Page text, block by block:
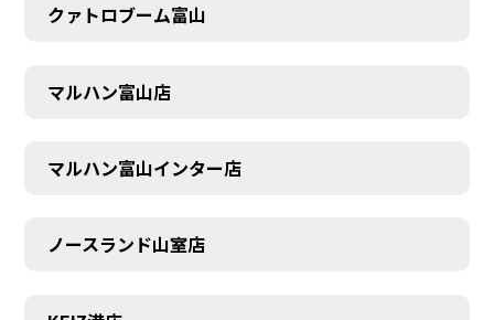
クァトロブーム富山
マルハン富山店
マルハン富山インター店
ノースランド山室店